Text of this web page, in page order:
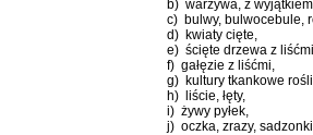
b) warzywa, z
c) bulwy, bulwocebule,
d) kwiaty cięte,
e) ścięte drzewa z liśćmi,
f) gałęzie z liśćmi,
g) kultury tkankowe
h) liście, łęty,
i) żywy pyłek,
j) oczka, zrazy,